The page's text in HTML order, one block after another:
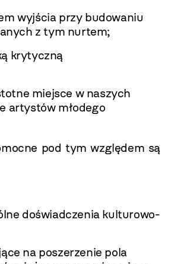
wyjścia przy budowaniu
z tym nurtem;
krytyczną
miejsce w naszych
artystów młodego
pod tym względem są
doświadczenia kulturowo-
na poszerzenie pola